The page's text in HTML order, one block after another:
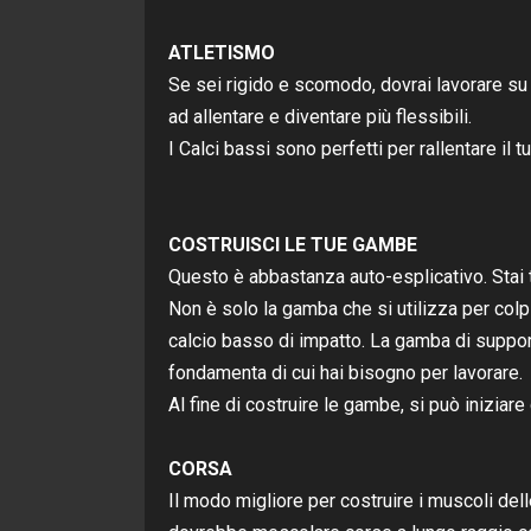
ATLETISMO
Se sei rigido e scomodo, dovrai lavorare
ad allentare e diventare più flessibili.
I Calci bassi sono perfetti per rallentare il
COSTRUISCI LE TUE GAMBE
Questo è abbastanza auto-esplicativo.
Non è solo la gamba che si utilizza per
calcio basso di impatto. La gamba di
fondamenta di cui hai bisogno per lavorare.
Al fine di costruire le gambe, si può
CORSA
Il modo migliore per costruire i muscoli